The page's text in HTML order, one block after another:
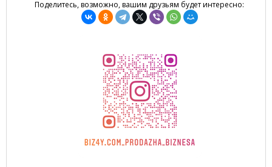
Поделитесь, возможно, вашим друзьям будет интересно: